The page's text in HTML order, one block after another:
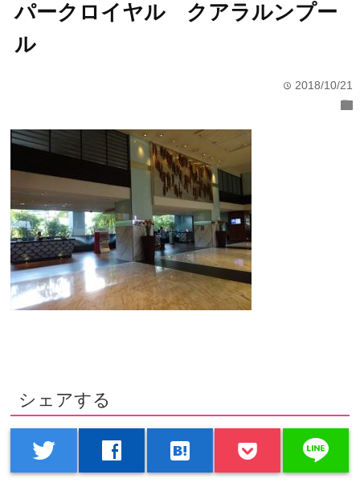
パークロイヤル クアラルンプー
ル
time 2018/10/21
folder
シェアする
twitter facebook hatenabookmark line